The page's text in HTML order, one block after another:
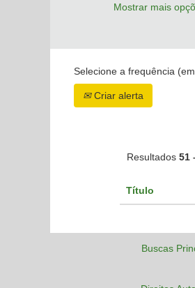
Mostrar mais
Selecione a frequência
Criar alerta
Resultados 51
Título
Buscas